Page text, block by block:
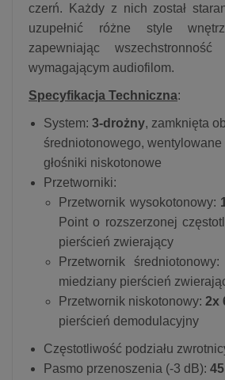
czerń. Każdy z nich został
uzupełnić różne style
zapewniając
wymagającym audiofilom.
Specyfikacja Techniczna:
System: 3-drożny, zamknięta
średniotonowego, wentylowane
głośniki niskotonowe
Przetworniki:
Przetwornik wysokotonowy:
Point o rozszerzonej
pierścień zwierający
Przetwornik średniotonowy:
miedziany pierścień
Przetwornik niskotonowy: 2x
pierścień demodulacyjny
Częstotliwość podziału
Pasmo przenoszenia (-3 dB):